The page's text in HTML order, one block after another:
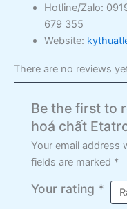
Hotline/Zalo:
679 355
Website:
There are no reviews
Be the first to
hoá chất
Your email address
fields are marked *
Your rating *